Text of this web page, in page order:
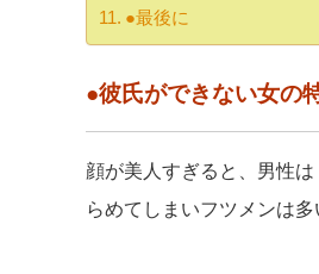
●最後に
●彼氏ができない女
顔が美人すぎると、男性
らめてしまいフツメンは多